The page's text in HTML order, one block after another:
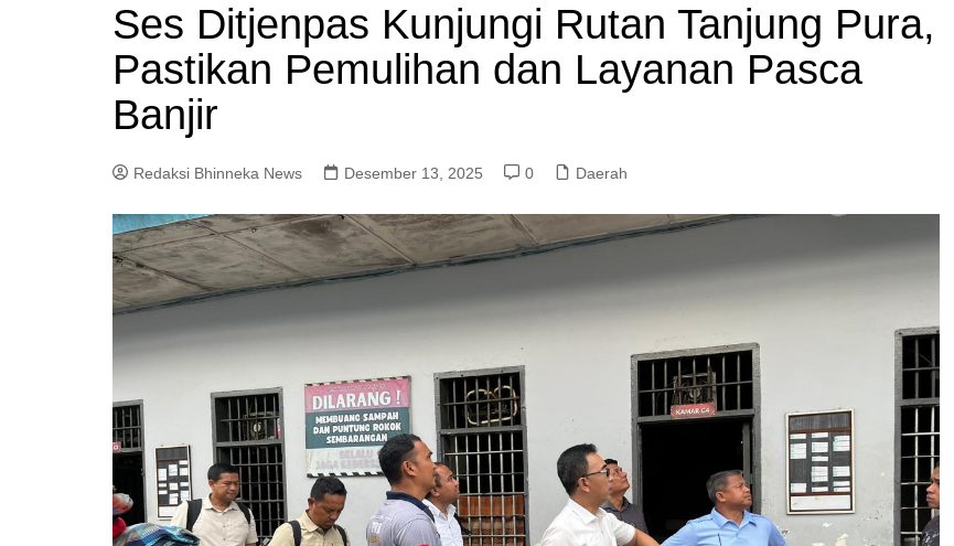
Ses Ditjenpas Kunjungi Rutan Tanjung Pura,
Pastikan Pemulihan dan Layanan Pasca
Banjir
Redaksi Bhinneka News Desember 13, 2025 0 Daerah